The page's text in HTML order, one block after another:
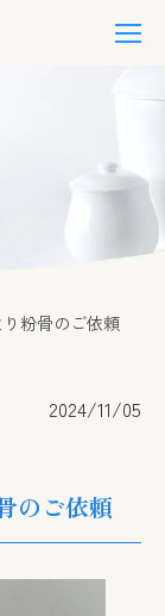
粉骨のご依頼
2024/11/05
のご依頼